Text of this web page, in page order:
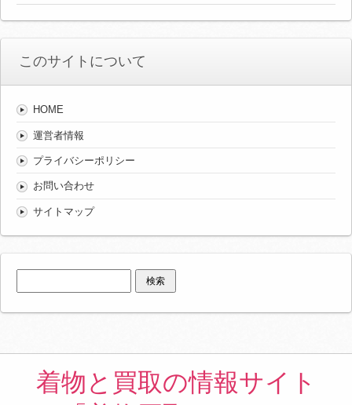
このサイトについて
HOME
運営者情報
プライバシーポリシー
お問い合わせ
サイトマップ
着物と買取の情報サイト